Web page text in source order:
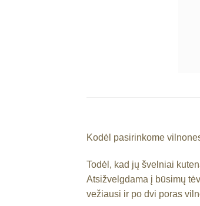
Kodėl pasirinkome
Todėl, kad jų švelniai
Atsižvelgdama į būsimų
vežiausi ir po dvi poras